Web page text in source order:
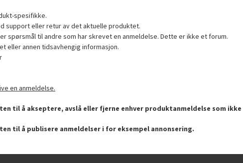
spesifikke.
support eller retur av det aktuelle produktet.
spørsmål til andre som har skrevet en anmeldelse. Dette er ikke et forum.
eller annen tidsavhengig informasjon.
en anmeldelse.
til å akseptere, avslå eller fjerne enhver produktanmeldelse som
til å publisere anmeldelser i for eksempel annonsering.